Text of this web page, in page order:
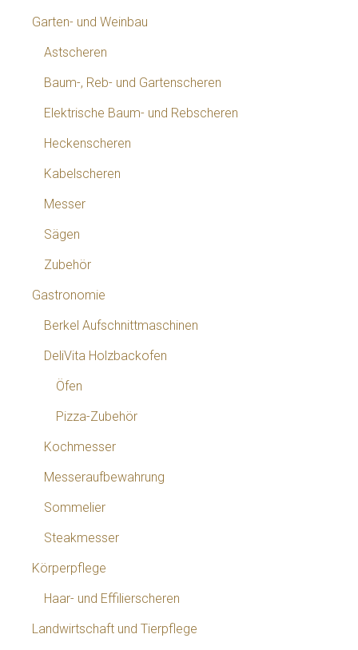
Garten- und Weinbau
Astscheren
Baum-, Reb- und Gartenscheren
Elektrische Baum- und Rebscheren
Heckenscheren
Kabelscheren
Messer
Sägen
Zubehör
Gastronomie
Berkel Aufschnittmaschinen
DeliVita Holzbackofen
Öfen
Pizza-Zubehör
Kochmesser
Messeraufbewahrung
Sommelier
Steakmesser
Körperpflege
Haar- und Effilierscheren
Landwirtschaft und Tierpflege